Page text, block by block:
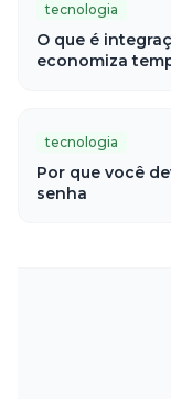
tecnologia
O que é
economiza
tecnologia
Por que você
senha